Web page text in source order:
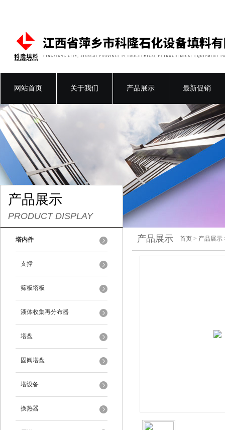
网站首页 关于我们 产品展示 最新促销
产品展示
PRODUCT DISPLAY
塔内件
支撑
筛板塔板
液体收集再分布器
塔盘
固阀塔盘
塔设备
换热器
产品展示 首页 > 产品展示